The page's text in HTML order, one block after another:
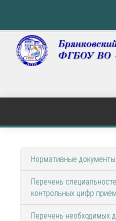
Нормативные документы
Перечень
контрольных цифр
Перечень необходимых